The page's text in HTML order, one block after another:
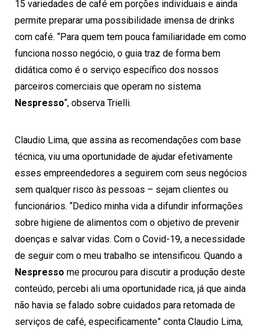
15 variedades de café em porções individuais e ainda
permite preparar uma possibilidade imensa de drinks
com café. “Para quem tem pouca familiaridade em como
funciona nosso negócio, o guia traz de forma bem
didática como é o serviço específico dos nossos
parceiros comerciais que operam no sistema
Nespresso“, observa Trielli.
Claudio Lima, que assina as recomendações com base
técnica, viu uma oportunidade de ajudar efetivamente
esses empreendedores a seguirem com seus negócios
sem qualquer risco às pessoas – sejam clientes ou
funcionários. “Dedico minha vida a difundir informações
sobre higiene de alimentos com o objetivo de prevenir
doenças e salvar vidas. Com o Covid-19, a necessidade
de seguir com o meu trabalho se intensificou. Quando a
Nespresso me procurou para discutir a produção deste
conteúdo, percebi ali uma oportunidade rica, já que ainda
não havia se falado sobre cuidados para retomada de
serviços de café, especificamente” conta Claudio Lima,